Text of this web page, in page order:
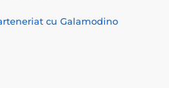
cu Galamodino